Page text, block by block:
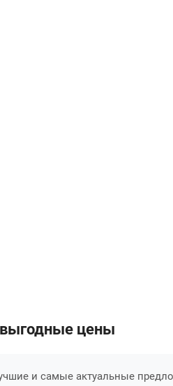
цены
и самые актуальные